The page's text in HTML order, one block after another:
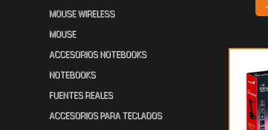
MOUSE WIRELESS
MOUSE
ACCESORIOS NOTEBOOKS
NOTEBOOKS
FUENTES REALES
ACCESORIOS PARA TECLADOS
$21.112